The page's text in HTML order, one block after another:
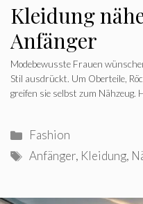
Kleidung
Anfänger
Modebewusste Frauen
Stil ausdrückt. Um Oberteile,
greifen sie selbst zum Nähzeug.
Kategorien
Fashion
Schlagwörter
Anfänger, Kleidung,